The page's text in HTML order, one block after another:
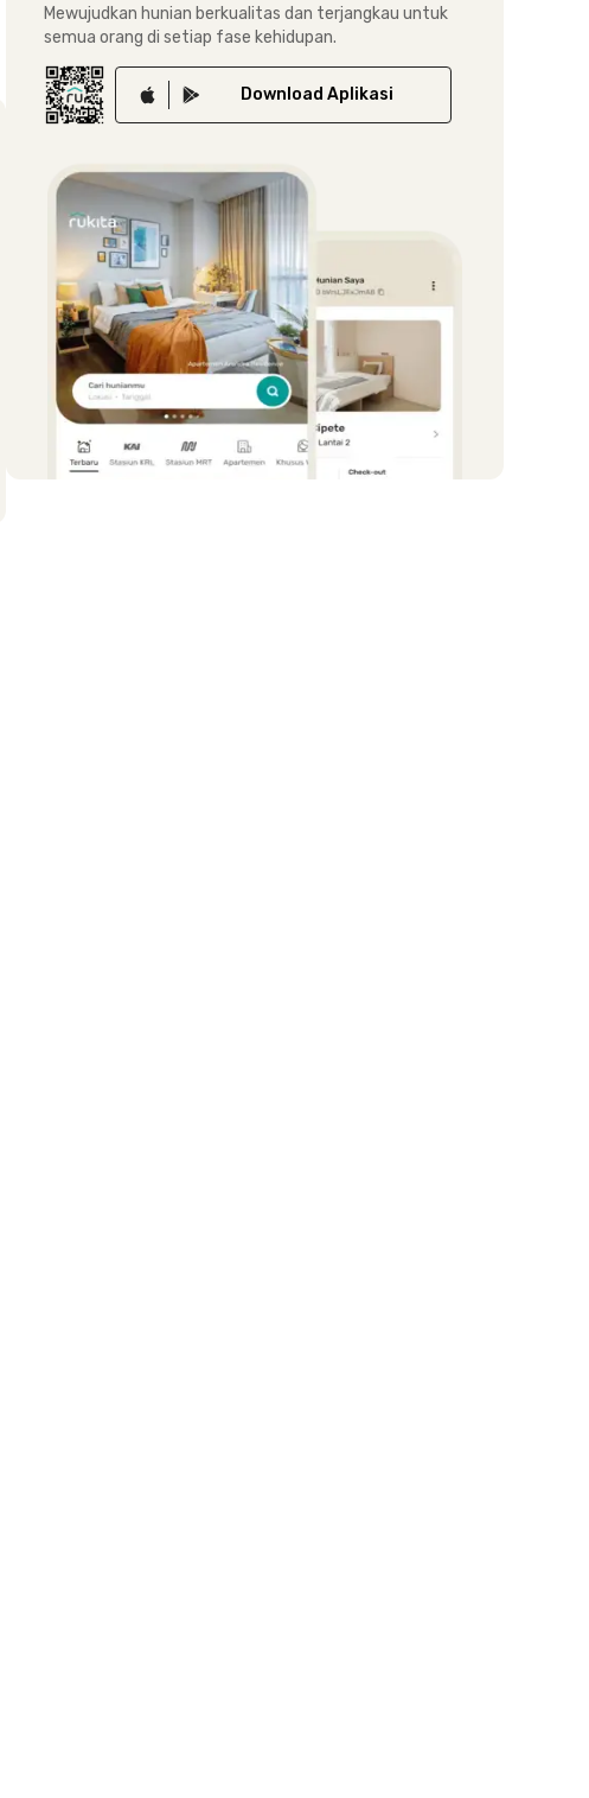
Mewujudkan hunian berkualitas dan terjangkau untuk
semua orang di setiap fase kehidupan.
Download Aplikasi